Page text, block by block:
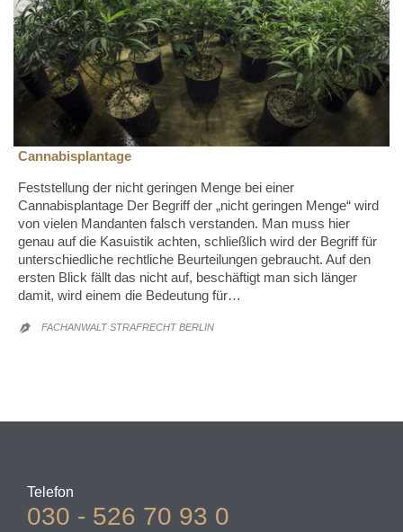
Cannabisplantage
Feststellung der nicht geringen Menge bei einer
Cannabisplantage Der Begriff der „nicht geringen Menge“ wird
von vielen Mandanten falsch verstanden. Man muss hier
genau auf die Kasuistik achten, schließlich wird der Begriff für
unterschiedliche rechtliche Beurteilungen gebraucht. Auf den
ersten Blick fällt das nicht auf, beschäftigt man sich länger
damit, wird einem die Bedeutung für…
 FACHANWALT STRAFRECHT BERLIN
Telefon
030 - 526 70 93 0